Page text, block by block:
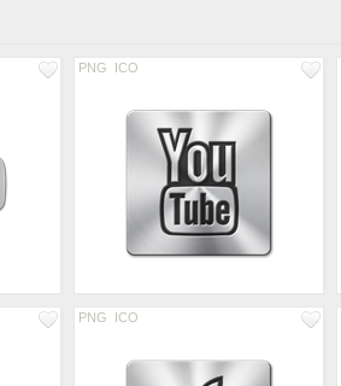
PNG ICO
PNG ICO